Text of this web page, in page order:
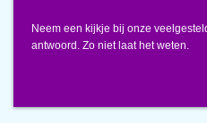
Neem een kijkje bij onze
antwoord. Zo niet laat het weten.